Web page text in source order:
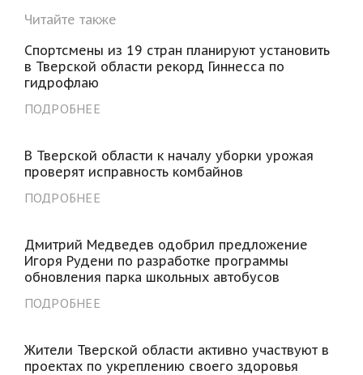
Читайте также
Спортсмены из 19 стран планируют установить
в Тверской области рекорд Гиннесса по
гидрофлаю
ПОДРОБНЕЕ
В Тверской области к началу уборки урожая
проверят исправность комбайнов
ПОДРОБНЕЕ
Дмитрий Медведев одобрил предложение
Игоря Рудени по разработке программы
обновления парка школьных автобусов
ПОДРОБНЕЕ
Жители Тверской области активно участвуют в
проектах по укреплению своего здоровья